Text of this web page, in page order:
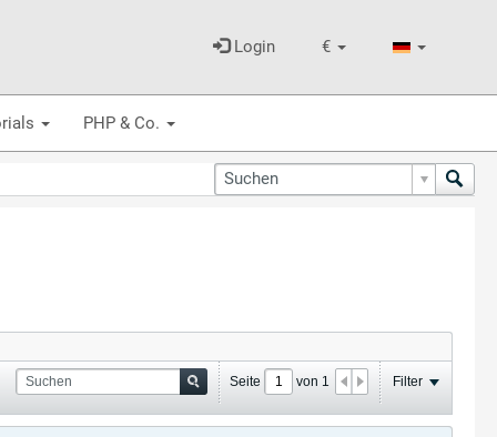
€
Login
PHP & Co.
Seite von 1 Filter